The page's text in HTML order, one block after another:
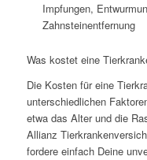
Impfungen,
Zahnsteinentfernung
Was kostet eine
Die Kosten für eine
unterschiedlichen
etwa das Alter und die
Allianz
fordere einfach Deine